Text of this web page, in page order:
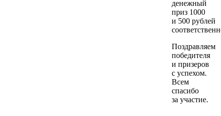
денежный
приз 1000
и 500 рублей
Поздравляем
победителя
и призеров
с успехом.
Всем
спасибо
за участие.